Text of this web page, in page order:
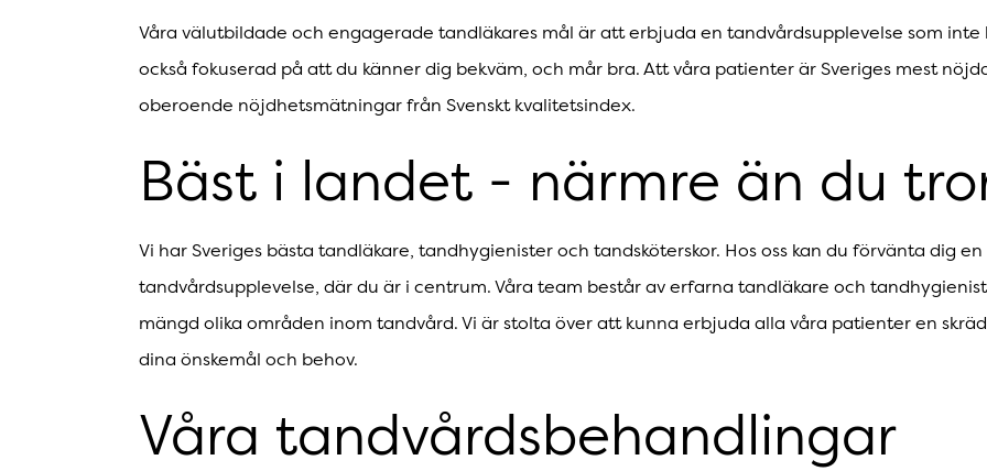
Våra välutbildade och engagerade tandläkares mål är att erbjuda en tandvårdsupplevelse som
också fokuserad på att du känner dig bekväm, och mår bra. Att våra patienter är Sveriges mest
oberoende nöjdhetsmätningar från Svenskt kvalitetsindex.
Bäst i landet - närmre än du
Vi har Sveriges bästa tandläkare, tandhygienister och tandsköterskor. Hos oss kan du förvänta dig
tandvårdsupplevelse, där du är i centrum. Våra team består av erfarna tandläkare och
mängd olika områden inom tandvård. Vi är stolta över att kunna erbjuda alla våra patienter en
dina önskemål och behov.
Våra tandvårdsbehandlingar